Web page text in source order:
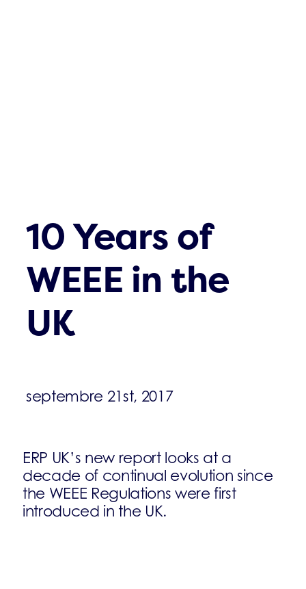
10 Years of
WEEE in the
UK
septembre 21st, 2017
ERP UK’s new report looks at a
decade of continual evolution since
the WEEE Regulations were first
introduced in the UK.